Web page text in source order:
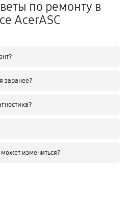
по ремонту в
AcerASC
заранее?
измениться?